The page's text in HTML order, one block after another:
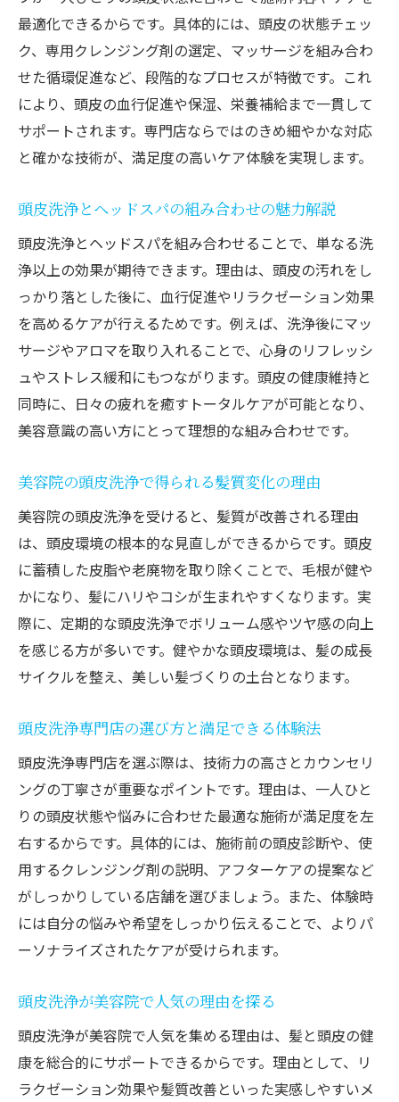
頭皮洗浄で自分に合った美髪ケアを見つけ
る方法
頭皮洗浄専門店のカウンセリング活用術
頭皮洗浄の体験談から学ぶ自分に合う選び
方
美容院の頭皮洗浄メニューで理想の髪質へ
頭皮洗浄の効果を実感するケア選びのポイ
頭皮洗浄と他ケアを組み合わせて美髪を目
指す
最適化できるからです。具体的には、頭皮の状態チェッ
ク、専用クレンジング剤の選定、マッサージを組み合わ
せた循環促進など、段階的なプロセスが特徴です。これ
により、頭皮の血行促進や保湿、栄養補給まで一貫して
サポートされます。専門店ならではのきめ細やかな対応
と確かな技術が、満足度の高いケア体験を実現します。
頭皮洗浄とヘッドスパの組み合わせの魅力解説
頭皮洗浄とヘッドスパを組み合わせることで、単なる洗
浄以上の効果が期待できます。理由は、頭皮の汚れをし
っかり落とした後に、血行促進やリラクゼーション効果
を高めるケアが行えるためです。例えば、洗浄後にマッ
サージやアロマを取り入れることで、心身のリフレッシ
ュやストレス緩和にもつながります。頭皮の健康維持と
同時に、日々の疲れを癒すトータルケアが可能となり、
美容意識の高い方にとって理想的な組み合わせです。
美容院の頭皮洗浄で得られる髪質変化の理由
美容院の頭皮洗浄を受けると、髪質が改善される理由
は、頭皮環境の根本的な見直しができるからです。頭皮
に蓄積した皮脂や老廃物を取り除くことで、毛根が健や
かになり、髪にハリやコシが生まれやすくなります。実
際に、定期的な頭皮洗浄でボリューム感やツヤ感の向上
を感じる方が多いです。健やかな頭皮環境は、髪の成長
サイクルを整え、美しい髪づくりの土台となります。
頭皮洗浄専門店の選び方と満足できる体験法
頭皮洗浄専門店を選ぶ際は、技術力の高さとカウンセリ
ングの丁寧さが重要なポイントです。理由は、一人ひと
りの頭皮状態や悩みに合わせた最適な施術が満足度を左
右するからです。具体的には、施術前の頭皮診断や、使
用するクレンジング剤の説明、アフターケアの提案など
がしっかりしている店舗を選びましょう。また、体験時
には自分の悩みや希望をしっかり伝えることで、よりパ
ーソナライズされたケアが受けられます。
頭皮洗浄が美容院で人気の理由を探る
頭皮洗浄が美容院で人気を集める理由は、髪と頭皮の健
康を総合的にサポートできるからです。理由として、リ
ラクゼーション効果や髪質改善といった実感しやすいメ